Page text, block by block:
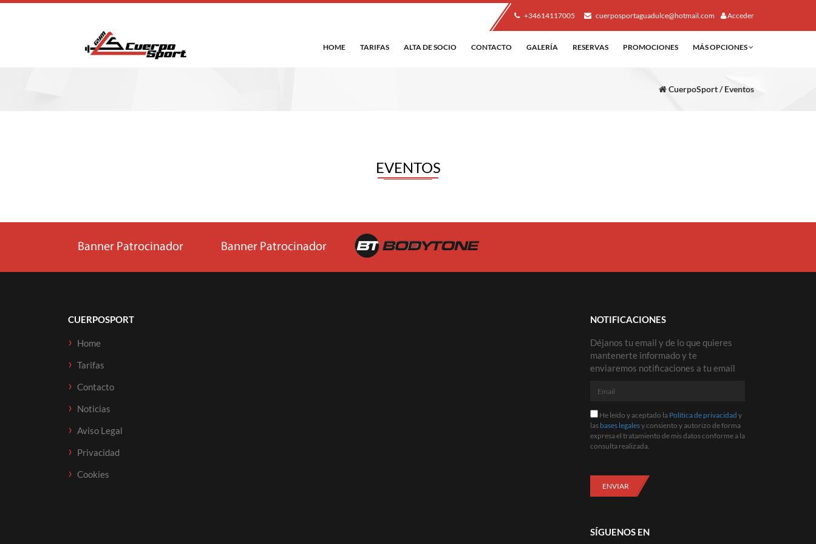
+34614117005 cuerposportaguadulce@hotmail.com Acceder
HOME TARIFAS ALTA DE SOCIO CONTACTO GALERÍA RESERVAS PROMOCIONES MÁS OPCIONES
CuerpoSport / Eventos
EVENTOS
CUERPOSPORT
Home
Tarifas
Contacto
Noticias
Aviso Legal
Privacidad
Cookies
NOTIFICACIONES
Déjanos tu email y de lo que quieres
mantenerte informado y te
enviaremos notificaciones a tu email
Email
He
leído
y
aceptado
de
privacidad
y
y
He leído y aceptado la Política de privacidad y
las bases legalesy consiento y autorizo de forma
expresa el tratamiento de mis datos conforme a la
consulta realizada.
ENVIAR
SÍGUENOS EN